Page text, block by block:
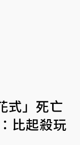
式」死亡
比起殺玩